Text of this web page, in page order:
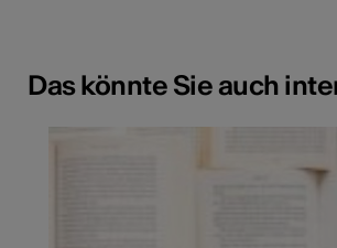
Das könnte Sie auch